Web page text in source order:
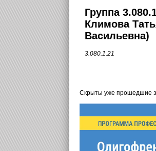
Группа
Климова
Васильевна)
3.080.1.21
Скрыты уже прошедшие